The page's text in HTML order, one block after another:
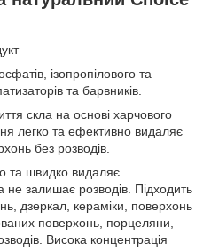
ізопропілового та
та барвників.
скла на основі харчового
легко та ефективно видаляє
без розводів.
та швидко видаляє
залишає розводів. Підходить
дзеркал, кераміки, поверхонь
поверхонь, порцеляни,
Висока концентрація